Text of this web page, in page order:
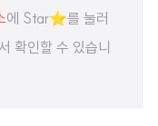
에 Star⭐️를 눌러
확인할 수 있습니